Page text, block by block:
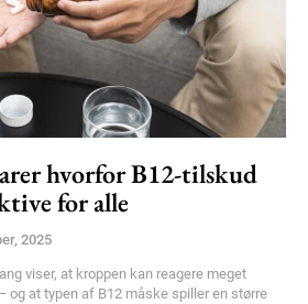
Plans
hvorfor B12-tilskud
for alle
2025
viser, at kroppen kan reagere meget
at typen af B12 måske spiller en større